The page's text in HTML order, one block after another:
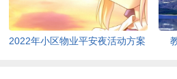
2022年小区物业平安夜活动方案